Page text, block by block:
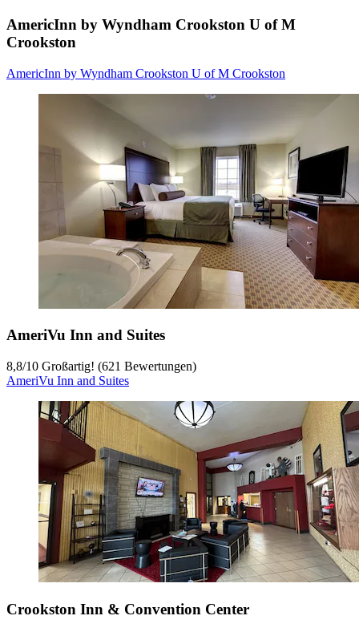
AmericInn by Wyndham Crookston U of M
Crookston
AmericInn by Wyndham Crookston U of M Crookston
AmeriVu Inn and Suites
8,8/10 Großartig! (621 Bewertungen)
AmeriVu Inn and Suites
Crookston Inn & Convention Center